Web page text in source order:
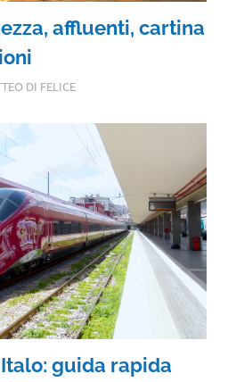
affluenti, cartina
DI FELICE
guida rapida